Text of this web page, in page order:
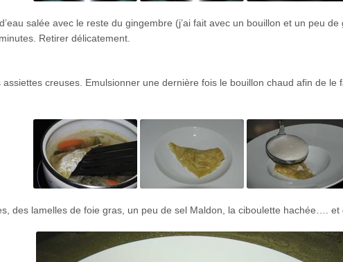
salée avec le reste du gingembre (j’ai fait avec un bouillon et un peu
Retirer délicatement.
creuses. Emulsionner une dernière fois le bouillon chaud afin de le
des lamelles de foie gras, un peu de sel Maldon, la ciboulette hachée…. et